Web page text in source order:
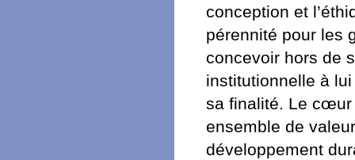
conception et
pérennité pour les
concevoir hors de
institutionnelle à
sa finalité. Le cœur
ensemble de
développement